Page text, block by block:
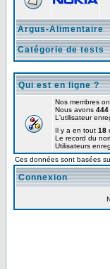
Argus-Alimentaire
Catégorie de tests
Qui est en ligne ?
Nos membres
Nous avons 444
L'utilisateur
Il y a en tout 18
Le record du
Utilisateurs
Ces données sont basées
Connexion